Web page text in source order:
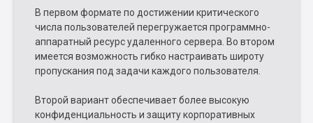
В первом формате по достижении критического
числа пользователей перегружается программно-
аппаратный ресурс удаленного сервера. Во втором
имеется возможность гибко настраивать широту
пропускания под задачи каждого пользователя.
Второй вариант обеспечивает более высокую
конфиденциальность и защиту корпоративных